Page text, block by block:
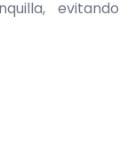
evitando